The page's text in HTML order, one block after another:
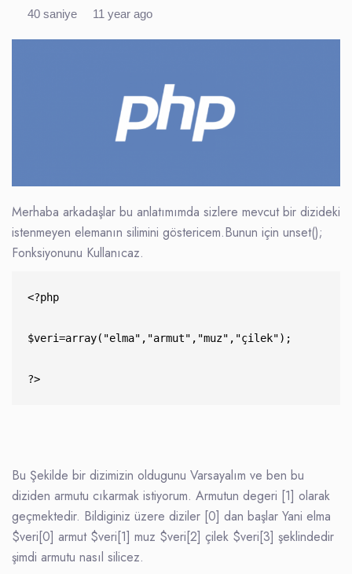
40 saniye 11 year ago
Merhaba arkadaşlar bu anlatımımda sizlere mevcut bir dizideki
istenmeyen elemanın silimini göstericem.Bunun için unset();
Fonksiyonunu Kullanıcaz.
<?php
$veri=array("elma","armut","muz","çilek");
?>
Bu Şekilde bir dizimizin oldugunu Varsayalım ve ben bu
diziden armutu cıkarmak istiyorum. Armutun degeri [1] olarak
geçmektedir. Bildiginiz üzere diziler [0] dan başlar Yani elma
$veri[0] armut $veri[1] muz $veri[2] çilek $veri[3] şeklindedir
şimdi armutu nasıl silicez.